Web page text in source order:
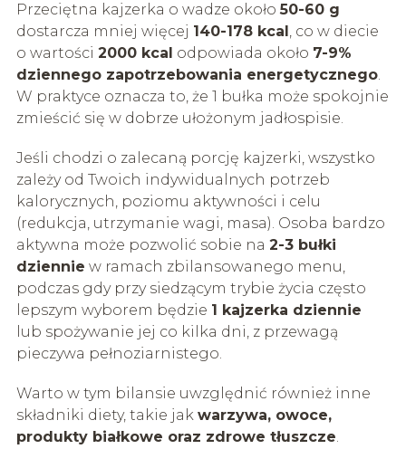
Przeciętna kajzerka o wadze około50-60 g
dostarcza mniej więcej 140-178 kcal , co w diecie
o wartości 2000 kcal odpowiada około 7-9%
dziennego zapotrzebowania energetycznego.
W praktyce oznacza to, że 1 bułka może spokojnie
zmieścić się w dobrze ułożonym jadłospisie.
Jeśli chodzi o zalecaną porcję kajzerki, wszystko
zależy od Twoich indywidualnych potrzeb
kalorycznych, poziomu aktywności i celu
(redukcja, utrzymanie wagi, masa). Osoba bardzo
aktywna może pozwolić sobie na 2-3 bułki
dziennie w ramach zbilansowanego menu,
podczas gdy przy siedzącym trybie życia często
lepszym wyborem będzie 1 kajzerka dziennie
lub spożywanie jej co kilka dni, z przewagą
pieczywa pełnoziarnistego.
Warto w tym bilansie uwzględnić również inne
składniki diety, takie jak warzywa, owoce,
produkty białkowe oraz zdrowe tłuszcze.